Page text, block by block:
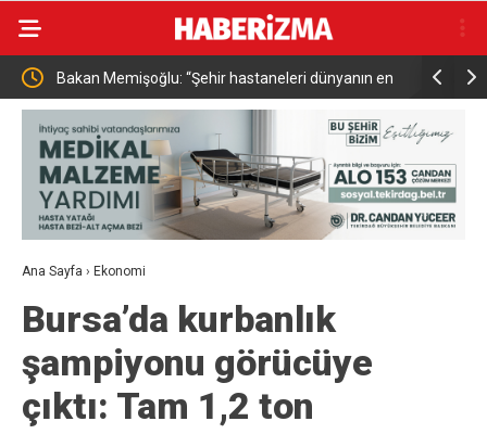
Bakan Memişoğlu: “Şehir hastaneleri dünyanın en
üst seviye sağlık hizmet binalarıdır”
İçişleri
bu yılın
Ana Sayfa › Ekonomi
Bursa’da kurbanlık
şampiyonu görücüye
çıktı: Tam 1,2 ton